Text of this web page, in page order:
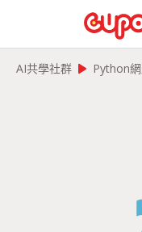
AI共學社群 play_arrow Python